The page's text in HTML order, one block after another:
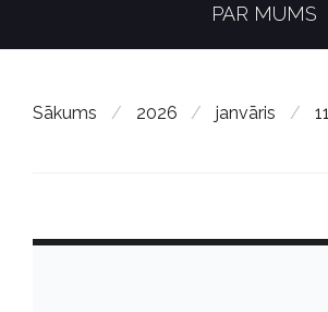
e
PAR MUMS
Sākums / 2026 / janvāris / 11